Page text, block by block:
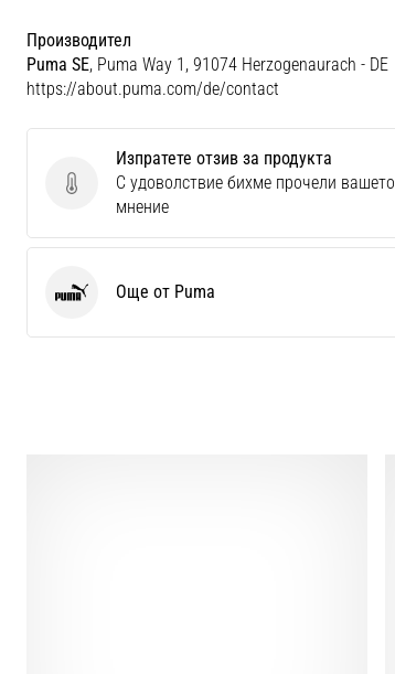
Производител
Puma SE, Puma Way 1, 91074 Herzogenaurach - DE
https://about.puma.com/de/contact
Изпратете отзив за продукта
Изпратете отзив за продукта
С удоволствие бихме прочели вашето
мнение
Puma Още от Puma